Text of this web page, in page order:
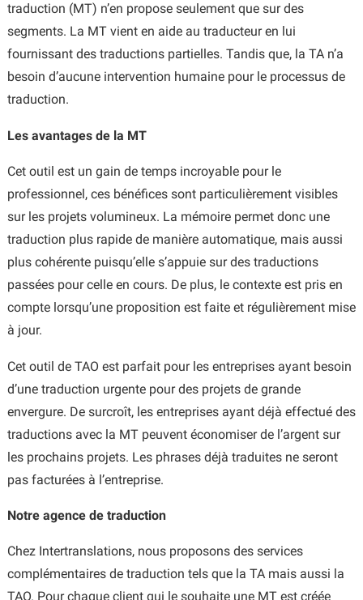
traduction (MT) n’en propose seulement que sur des
segments. La MT vient en aide au traducteur en lui
fournissant des traductions partielles. Tandis que, la TA n’a
besoin d’aucune intervention humaine pour le processus de
traduction.
Les avantages de la MT
Cet outil est un gain de temps incroyable pour le
professionnel, ces bénéfices sont particulièrement visibles
sur les projets volumineux. La mémoire permet donc une
traduction plus rapide de manière automatique, mais aussi
plus cohérente puisqu’elle s’appuie sur des traductions
passées pour celle en cours. De plus, le contexte est pris en
compte lorsqu’une proposition est faite et régulièrement mise
à jour.
Cet outil de TAO est parfait pour les entreprises ayant besoin
d’une traduction urgente pour des projets de grande
envergure. De surcroît, les entreprises ayant déjà effectué des
traductions avec la MT peuvent économiser de l’argent sur
les prochains projets. Les phrases déjà traduites ne seront
pas facturées à l’entreprise.
Notre agence de traduction
Chez Intertranslations, nous proposons des services
complémentaires de traduction tels que la TA mais aussi la
TAO. Pour chaque client qui le souhaite une MT est créée